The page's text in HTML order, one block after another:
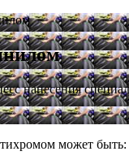
нанесения
может быть: